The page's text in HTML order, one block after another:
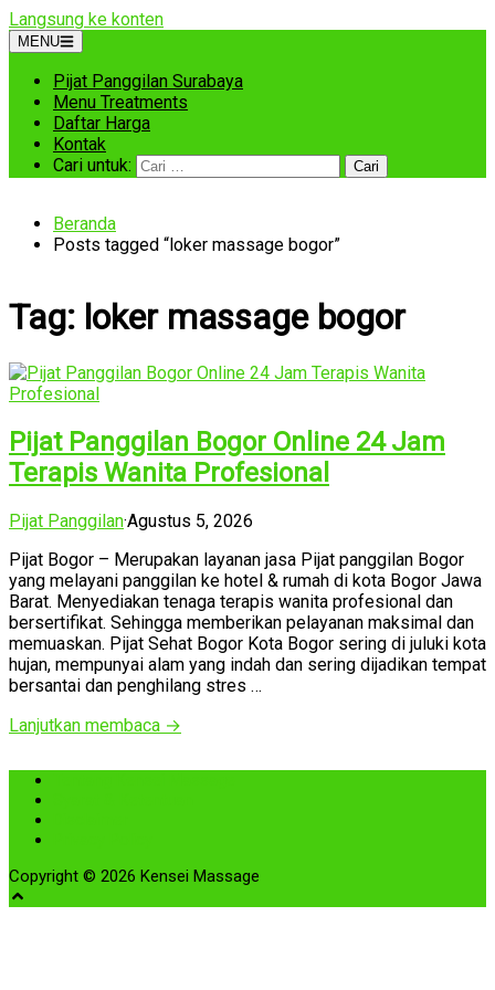
Langsung ke konten
MENU
Pijat Panggilan Surabaya
Menu Treatments
Daftar Harga
Kontak
Cari untuk:
Beranda
Posts tagged “loker massage bogor”
Tag: loker massage bogor
Pijat Panggilan Bogor Online 24 Jam
Terapis Wanita Profesional
Pijat Panggilan·Agustus 5, 2026
Pijat Bogor – Merupakan layanan jasa Pijat panggilan Bogor
yang melayani panggilan ke hotel & rumah di kota Bogor Jawa
Barat. Menyediakan tenaga terapis wanita profesional dan
bersertifikat. Sehingga memberikan pelayanan maksimal dan
memuaskan. Pijat Sehat Bogor Kota Bogor sering di juluki kota
hujan, mempunyai alam yang indah dan sering dijadikan tempat
bersantai dan penghilang stres …
Lanjutkan membaca →
Copyright © 2026 Kensei Massage